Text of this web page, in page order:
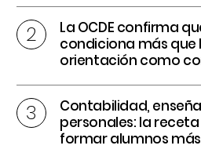
La OCDE confirma
condiciona más que
orientación como
Contabilidad,
personales: la
formar alumnos